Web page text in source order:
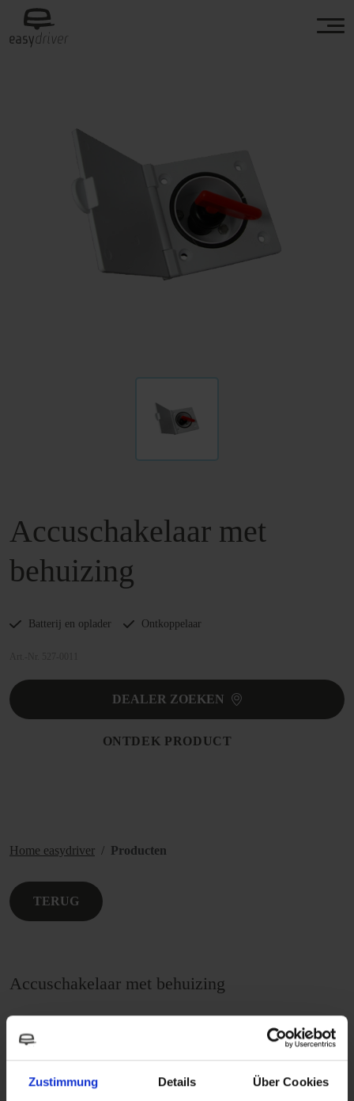
Zustimmung Details Über Cookies
Accuschakelaar met
behuizing
Batterij en oplader Ontkoppelaar
DEALER ZOEKEN
ONTDEK PRODUCT
Home easydriver Producten
TERUG
Accuschakelaar met behuizing
onze accuschakelaar inclusief inbouwbehuizing kun je naar wens
een of meer accu's loskoppelen van het aangesloten elektrische
systeem van het voertuig.